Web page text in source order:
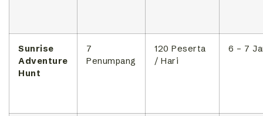
Sunrise
Adventure
Hunt
7
Penumpang
120 Peserta
/ Hari
6 – 7